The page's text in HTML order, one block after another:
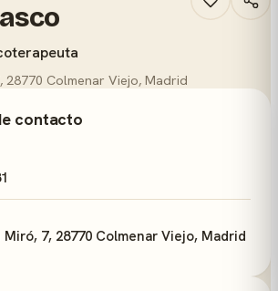
28770 Colmenar Viejo, Madrid
contacto
7, 28770 Colmenar Viejo, Madrid